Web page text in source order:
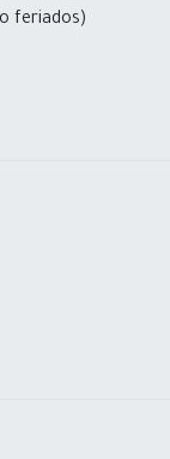
feriados)